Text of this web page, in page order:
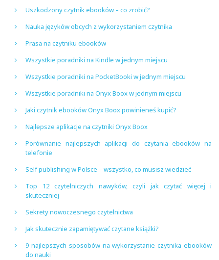
Uszkodzony czytnik ebooków – co zrobić?
Nauka języków obcych z wykorzystaniem czytnika
Prasa na czytniku ebooków
Wszystkie poradniki na Kindle w jednym miejscu
Wszystkie poradniki na PocketBooki w jednym miejscu
Wszystkie poradniki na Onyx Boox w jednym miejscu
Jaki czytnik ebooków Onyx Boox powinieneś kupić?
Najlepsze aplikacje na czytniki Onyx Boox
Porównanie najlepszych aplikacji do czytania ebooków na
telefonie
Self publishing w Polsce – wszystko, co musisz wiedzieć
Top 12 czytelniczych nawyków, czyli jak czytać więcej i
skuteczniej
Sekrety nowoczesnego czytelnictwa
Jak skutecznie zapamiętywać czytane książki?
9 najlepszych sposobów na wykorzystanie czytnika ebooków
do nauki